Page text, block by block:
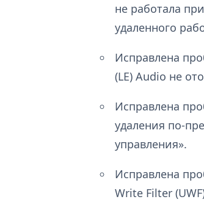
не работала
удаленного
Исправлена
(LE) Audio не
Исправлена
удаления по-
управления».
Исправлена
Write Filter